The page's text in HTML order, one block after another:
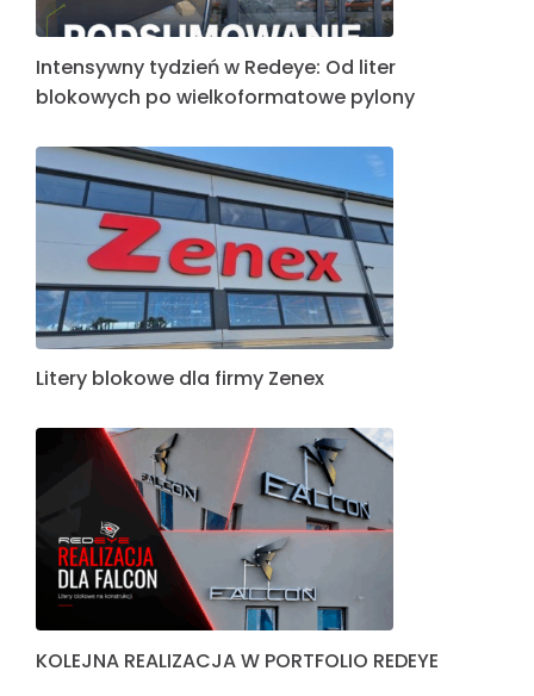
Intensywny tydzień w Redeye: Od liter
blokowych po wielkoformatowe pylony
Litery blokowe dla firmy Zenex
KOLEJNA REALIZACJA W PORTFOLIO REDEYE